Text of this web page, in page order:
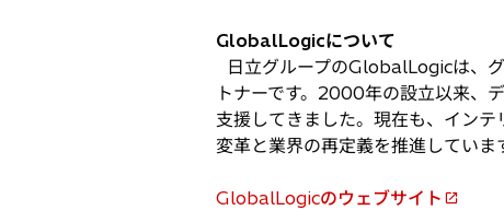
GlobalLogicについて
日立グループのGlobalLogicは、
トナーです。2000年の設立以来、
支援してきました。現在も、イン
変革と業界の再定義を推進していま
GlobalLogicのウェブサイト
新